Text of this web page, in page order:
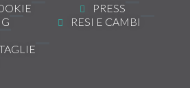
PRESS
RESI E CAMBI